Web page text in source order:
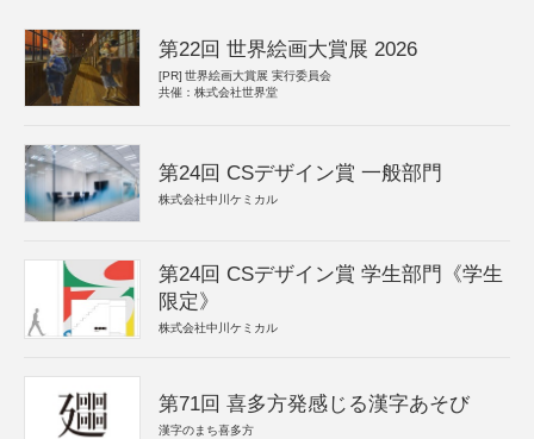
第22回 世界絵画大賞展 2026
[PR] 世界絵画大賞展 実行委員会
共催：株式会社世界堂
第24回 CSデザイン賞 一般部門
株式会社中川ケミカル
第24回 CSデザイン賞 学生部門《学生
限定》
株式会社中川ケミカル
第71回 喜多方発感じる漢字あそび
漢字のまち喜多方